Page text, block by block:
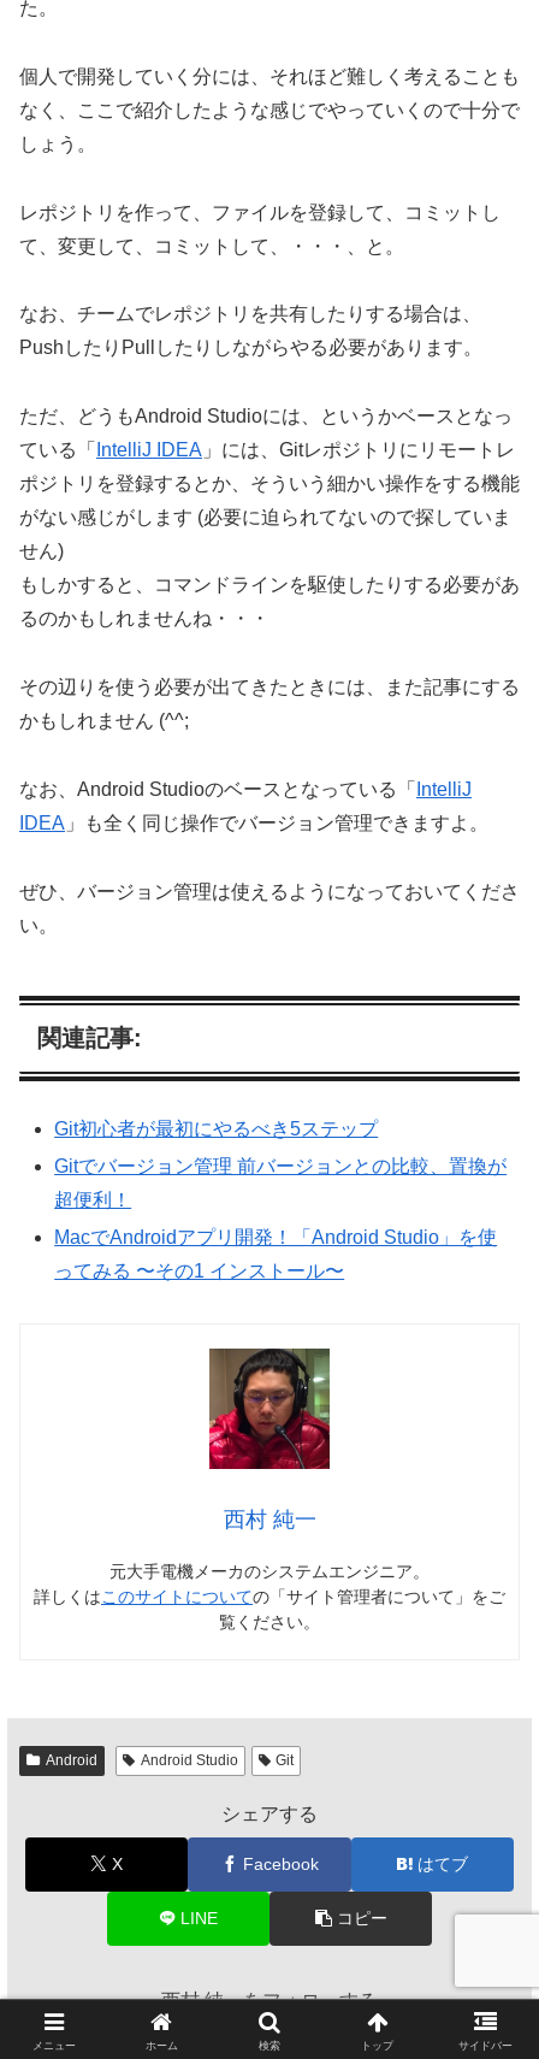
た。
個人で開発していく分には、それほど難しく考えることも
なく、ここで紹介したような感じでやっていくので十分で
しょう。
レポジトリを作って、ファイルを登録して、コミットし
て、変更して、コミットして、・・・、と。
なお、チームでレポジトリを共有したりする場合は、
PushしたりPullしたりしながらやる必要があります。
ただ、どうもAndroid Studioには、というかベースとなっ
ている「
IntelliJ IDEA 」には、Gitレポジトリにリモートレ
ポジトリを登録するとか、そういう細かい操作をする機能
がない感じがします (必要に迫られてないので探していま
せん)
もしかすると、コマンドラインを駆使したりする必要があ
るのかもしれませんね・・・
その辺りを使う必要が出てきたときには、また記事にする
かもしれません (^^;
なお、Android Studioのベースとなっている「
IntelliJ
IDEA 」も全く同じ操作でバージョン管理できますよ。
ぜひ、バージョン管理は使えるようになっておいてくださ
い。
関連記事:
Git初心者が最初にやるべき5ステップ
Gitでバージョン管理 前バージョンとの比較、置換が
超便利！
MacでAndroidアプリ開発！「Android Studio」を使
ってみる 〜その1 インストール〜
西村 純一
元大手電機メーカのシステムエンジニア。
詳しくはこのサイトについての「サイト管理者について」をご
覧ください。
Android Android Studio Git
シェアする
X Facebook はてブ
LINE コピー
西村 純一をフォローする
メニュー ホーム 検索 トップ サイドバー